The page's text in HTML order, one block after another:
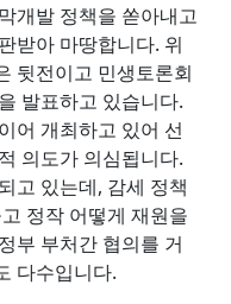
개발 정책을 쏟아내고
받아 마땅합니다. 위
뒷전이고 민생토론회
발표하고 있습니다.
어 개최하고 있어 선
의도가 의심됩니다.
고 있는데, 감세 정책
정작 어떻게 재원을
부 부처간 협의를 거
다수입니다.